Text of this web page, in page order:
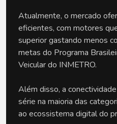
Atualmente, o mercado
eficientes, com motores
superior gastando menos
metas do Programa
Veicular do INMETRO.
Além disso, a
série na maioria das
ao ecossistema digital do